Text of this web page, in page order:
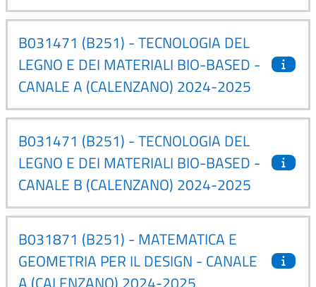
B031471 (B251) - TECNOLOGIA DEL
LEGNO E DEI MATERIALI BIO-BASED -
CANALE A (CALENZANO) 2024-2025
B031471 (B251) - TECNOLOGIA DEL
LEGNO E DEI MATERIALI BIO-BASED -
CANALE B (CALENZANO) 2024-2025
B031871 (B251) - MATEMATICA E
GEOMETRIA PER IL DESIGN - CANALE